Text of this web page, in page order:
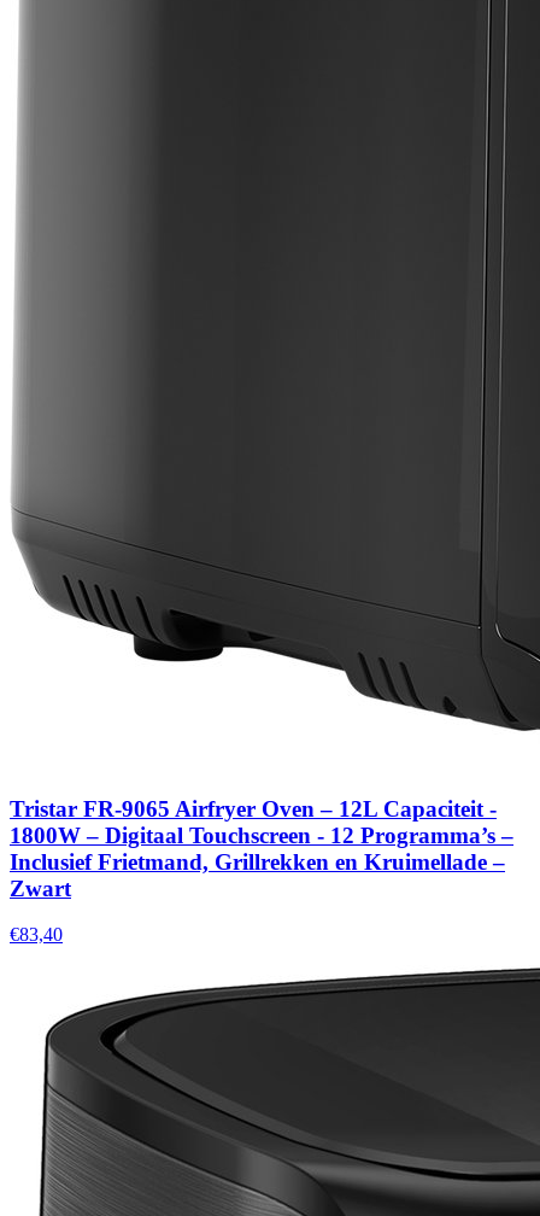
Tristar FR-9065 Airfryer Oven – 12L Capaciteit -
1800W – Digitaal Touchscreen - 12 Programma’s –
Inclusief Frietmand, Grillrekken en Kruimellade –
Zwart
€83,40